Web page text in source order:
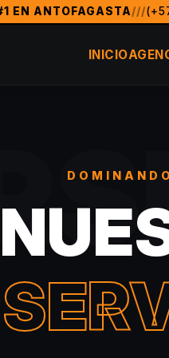
de marketing digital y
Antofagasta,
EN ANTOFAGASTA///
INICIO